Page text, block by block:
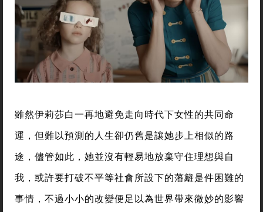
雖然伊莉莎白一再地避免走向時代下女性的共同命
運，但難以預測的人生卻仍舊是讓她步上相似的路
途，儘管如此，她並沒有輕易地放棄守住理想與自
我，或許要打破不平等社會所設下的藩籬是件困難的
事情，不過小小的改變便足以為世界帶來微妙的影響